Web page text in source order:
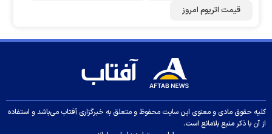
قیمت اتریوم امروز
کلیه حقوق مادی و معنوی این سایت محفوظ و متعلق به خبرگزاری آفتاب می‌باشد و استفاده
از آن با ذکر منبع بلامانع است.